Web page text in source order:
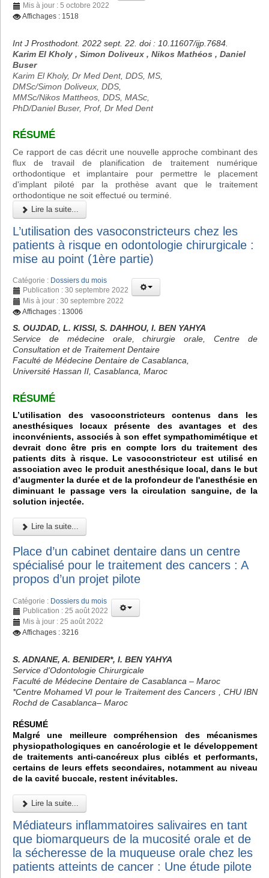
Mis à jour : 5 octobre 2022
Affichages : 1518
Int J Prosthodont. 2022 sept. 22. doi : 10.11607/ijp.7684.
Karim El Kholy , Simon Doliveux , Nikos Mathéos , Daniel
Buser
Karim El Kholy, Dr Med Dent, DDS, MS,
DMSc/Simon Doliveux, DDS,
MMSc/Nikos Mattheos, DDS, MASc,
PhD/Daniel Buser, Prof, Dr Med Dent
RÉSUMÉ
Ce rapport de cas décrit une nouvelle approche combinant des
flux de travail de planification de traitement numérique
orthodontique et implantaire pour permettre le placement
d'implant piloté par la prothèse avant que le traitement
orthodontique ne soit effectué ou terminé.
Lire la suite...
L’utilisation des vasoconstricteurs chez les
patients à risque en odontologie chirurgicale :
mise au point (1ère partie)
Catégorie : Dossiers du mois
Publication : 30 septembre 2022
Mis à jour : 30 septembre 2022
Affichages : 13006
S. OUJDAD, L. KISSI, S. DAHHOU, I. BEN YAHYA
Service de médecine orale, chirurgie orale, Centre de
Consultation et de Traitement Dentaire
Faculté de Médecine Dentaire de Casablanca,
Université Hassan II, Casablanca, Maroc
RÉSUMÉ
L’utilisation des vasoconstricteurs contenus dans les
anesthésiques locaux présente des avantages et des
inconvénients, associés à son effet sympathomimétique et
devrait donc être pris en compte lors du traitement des
patients dits à risque. Le vasoconstricteur est utilisé en
association avec le produit anesthésique local, dans le but
d’augmenter la durée et de la profondeur de l'anesthésie en
diminuant le passage vers la circulation sanguine, de la
solution injectée.
Lire la suite...
Place d’un cabinet dentaire dans un centre
spécialisé pour le traitement des cancers : A
propos d’un projet pilote
Catégorie : Dossiers du mois
Publication : 25 août 2022
Mis à jour : 25 août 2022
Affichages : 3216
S. ADNANE, A. BENIDER*, I. BEN YAHYA
Service d'Odontologie Chirurgicale
Faculté de Médecine Dentaire de Casablanca – Maroc
*Centre Mohamed VI pour le Traitement des Cancers , CHU IBN
Rochd de Casablanca– Maroc
RÉSUMÉ
Malgré une meilleure compréhension des mécanismes
physiopathologiques en cancérologie et le développement
de traitements anti-cancéreux plus ciblés et performants,
certains de leurs effets secondaires, notamment au niveau
de la cavité buccale, restent inévitables.
Lire la suite...
Médiateurs inflammatoires salivaires en tant
que biomarqueurs de la mucosité orale et de
la sécheresse de la muqueuse orale chez les
patients atteints de cancer : Une étude pilote